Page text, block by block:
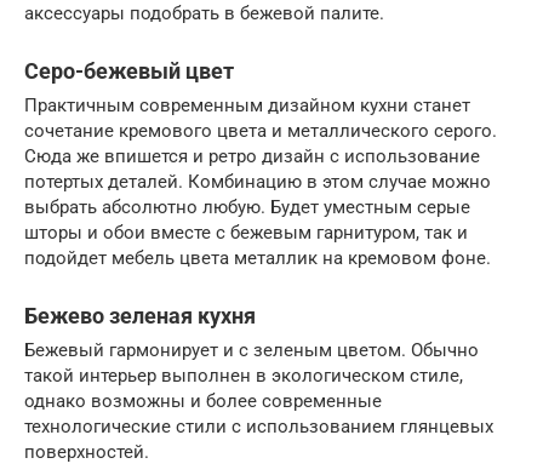
аксессуары подобрать в бежевой палите.
Серо-бежевый цвет
Практичным современным дизайном кухни станет
сочетание кремового цвета и металлического серого.
Сюда же впишется и ретро дизайн с использование
потертых деталей. Комбинацию в этом случае можно
выбрать абсолютно любую. Будет уместным серые
шторы и обои вместе с бежевым гарнитуром, так и
подойдет мебель цвета металлик на кремовом фоне.
Бежево зеленая кухня
Бежевый гармонирует и с зеленым цветом. Обычно
такой интерьер выполнен в экологическом стиле,
однако возможны и более современные
технологические стили с использованием глянцевых
поверхностей.